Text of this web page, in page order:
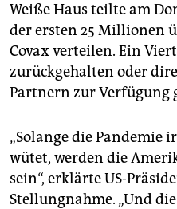
Weiße Haus teilte am
der ersten 25 Millionen
Covax verteilen. Ein
zurückgehalten oder
Partnern zur Verfügung
„Solange die Pandemie
wütet, werden die
sein“, erklärte US-
Stellungnahme. „Und